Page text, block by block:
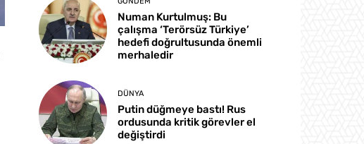
Numan Kurtulmuş: Bu
çalışma ‘Terörsüz Türkiye’
hedefi doğrultusunda önemli
merhaledir
DÜNYA
Putin düğmeye bastı! Rus
ordusunda kritik görevler el
değiştirdi